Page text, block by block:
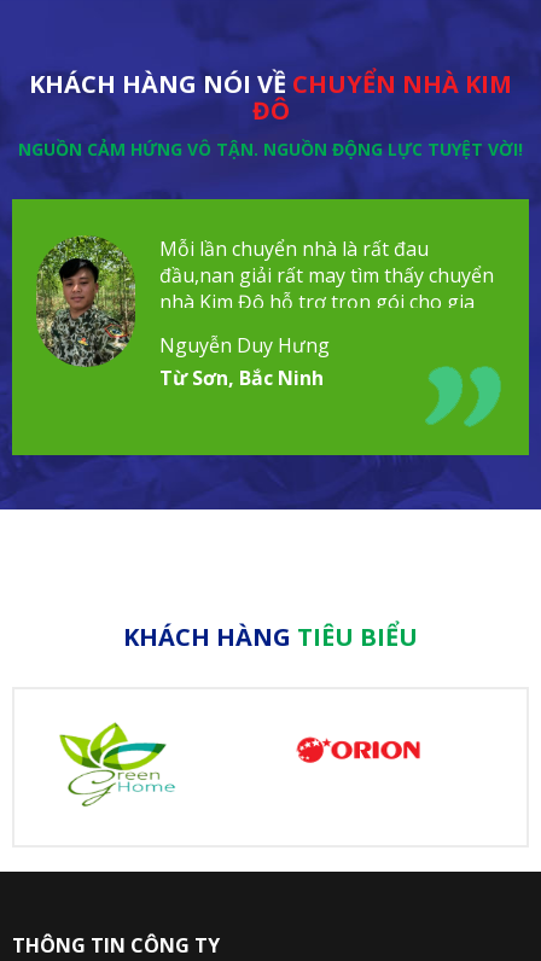
KHÁCH HÀNG NÓI VỀ CHUYỂN NHÀ KIM
ĐÔ
NGUỒN CẢM HỨNG VÔ TẬN. NGUỒN ĐỘNG LỰC TUYỆT VỜI!
Mỗi lần chuyển nhà là rất đau
đầu,nan giải rất may tìm thấy chuyển
nhà Kim Đô hỗ trợ trọn gói cho gia
Nguyễn Duy Hưng
Từ Sơn, Bắc Ninh
KHÁCH HÀNG TIÊU BIỂU
THÔNG TIN CÔNG TY